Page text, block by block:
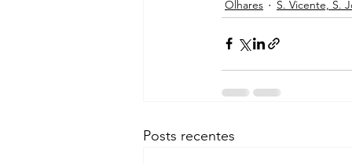
Olhares
S. Vicente, S.
Posts recentes